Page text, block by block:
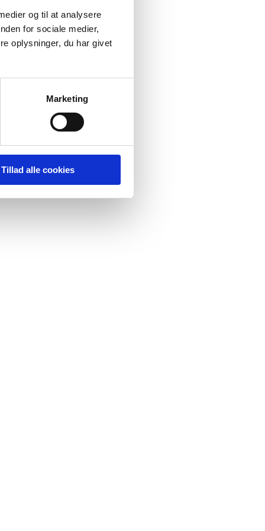
og til at analysere
for sociale medier,
oplysninger, du har givet
Marketing
Tillad alle cookies